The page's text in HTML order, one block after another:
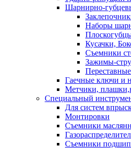
Шарнирно-
Наборы
Кусачки,
Съемники
Зажимы-
Гаечные ключи и
Метчики,
Специальный
Для систем
Монтировки
Съемники
Съемники